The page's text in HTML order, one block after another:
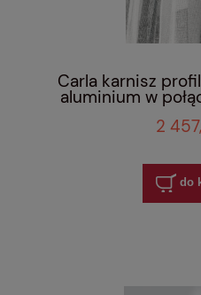
Carla karnisz
aluminium w
2
do